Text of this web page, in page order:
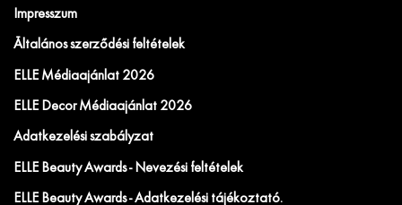
Impresszum
Általános szerződési feltételek
ELLE Médiaajánlat 2026
ELLE Decor Médiaajánlat 2026
Adatkezelési szabályzat
ELLE Beauty Awards - Nevezési feltételek
ELLE Beauty Awards - Adatkezelési tájékoztató.